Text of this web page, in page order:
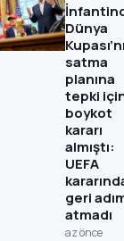
Dünya
satma
planına
tepki
boykot
kararı
almıştı:
UEFA
geri
atmadı
az önce